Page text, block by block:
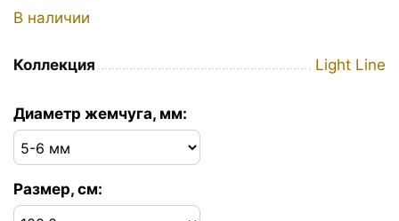
В наличии
Коллекция Light Line
Диаметр жемчуга, мм:
Размер, см: